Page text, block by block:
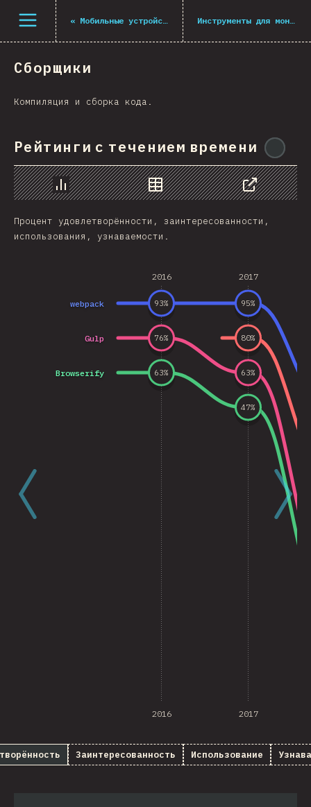
Открыть меню
« Мобильные устройства и десктоп Инструменты для монорепозиториев
Сборщики
Компиляция и сборка кода.
Рейтинги с течением времени
График Данные
Поделиться
Процент удовлетворённости, заинтересованности,
использования, узнаваемости.
2016 2017
2016 2017
webpack
Gulp
Browserify
93% 95%
76%
63%
80%
63%
47%
Заинтересованность Использование
Navigated to The State of JS 2021